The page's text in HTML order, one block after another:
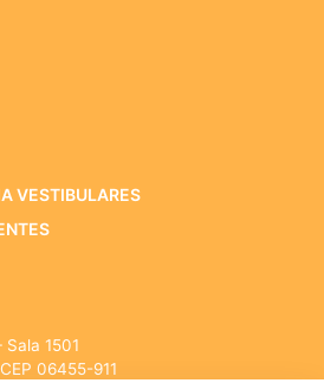
VESTIBULARES
1501
06455-911